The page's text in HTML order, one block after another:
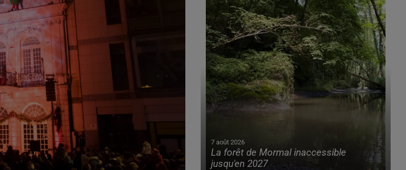
7 août 2026
La forêt de Mormal inaccessible
jusqu'en 2027